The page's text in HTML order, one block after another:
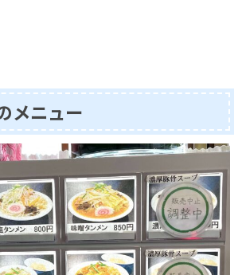
メニュー